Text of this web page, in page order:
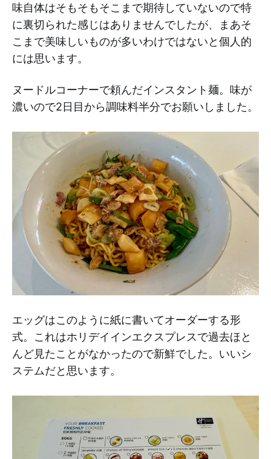
味自体はそもそもそこまで期待していないので特
に裏切られた感じはありませんでしたが、まあそ
こまで美味しいものが多いわけではないと個人的
には思います。
ヌードルコーナーで頼んだインスタント麺。味が
濃いので2日目から調味料半分でお願いしました。
エッグはこのように紙に書いてオーダーする形
式。これはホリデイインエクスプレスで過去ほと
んど見たことがなかったので新鮮でした。いいシ
ステムだと思います。